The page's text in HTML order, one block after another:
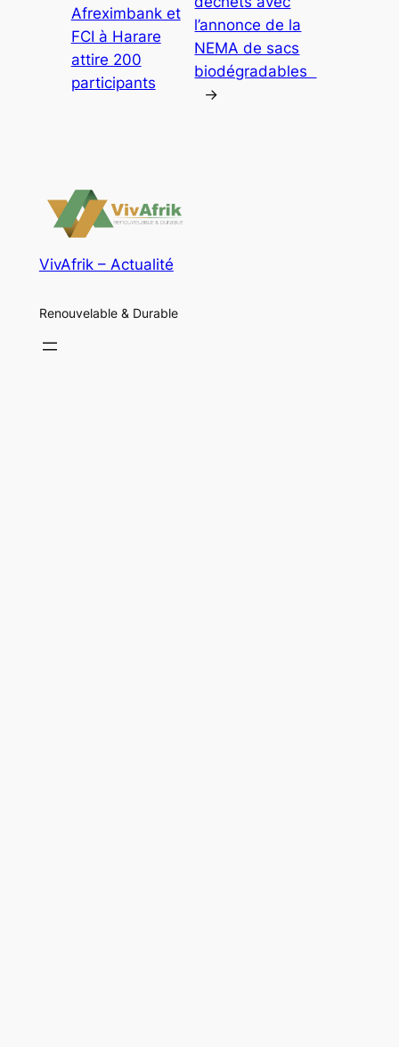
Afreximbank et
FCI à Harare
attire 200
participants
l’annonce de la
NEMA de sacs
biodégradables
→
VivAfrik – Actualité
Renouvelable & Durable